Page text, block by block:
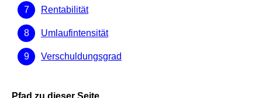
Rentabilität
Umlaufintensität
Verschuldungsgrad
Pfad zu dieser Seite